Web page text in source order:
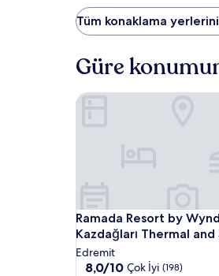
Tüm konaklama
Güre
Ramada
Resort
by
Wyndham
Ramada Resort by
Kazdağları Thermal and
Ramada Resort by
Edremit
10
8,0/10 Çok İyi (198)
Ramada Resort by